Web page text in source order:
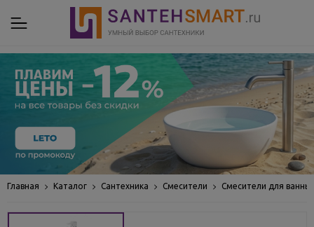
Главная Каталог Сантехника Смесители Смесители для ванны